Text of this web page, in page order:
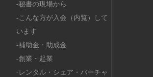
秘書の現場から
こんな方が入会（内覧）して
います
補助金・助成金
創業・起業
レンタル・シェア・バーチャ